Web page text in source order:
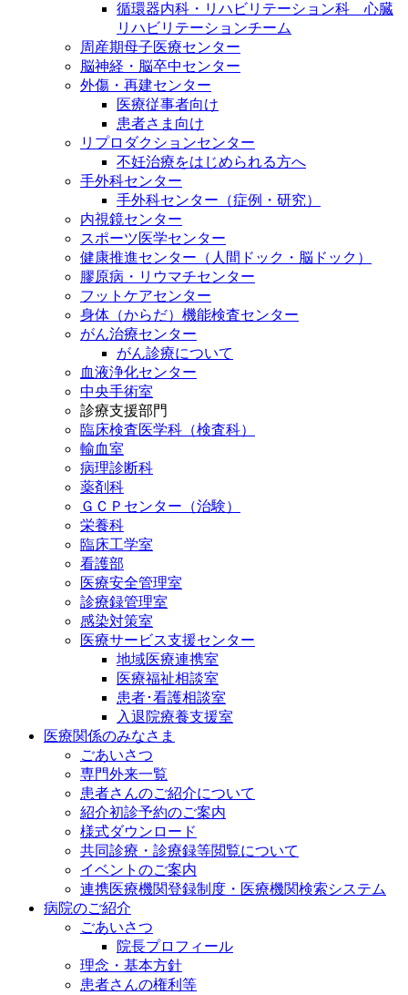
循環器内科・リハビリテーション科 心臓
リハビリテーションチーム
周産期母子医療センター
脳神経・脳卒中センター
外傷・再建センター
医療従事者向け
患者さま向け
リプロダクションセンター
不妊治療をはじめられる方へ
手外科センター
手外科センター（症例・研究）
内視鏡センター
スポーツ医学センター
健康推進センター（人間ドック・脳ドック）
膠原病・リウマチセンター
フットケアセンター
身体（からだ）機能検査センター
がん治療センター
がん診療について
血液浄化センター
中央手術室
診療支援部門
臨床検査医学科（検査科）
輸血室
病理診断科
薬剤科
ＧＣＰセンター（治験）
栄養科
臨床工学室
看護部
医療安全管理室
診療録管理室
感染対策室
医療サービス支援センター
地域医療連携室
医療福祉相談室
患者･看護相談室
入退院療養支援室
医療関係のみなさま
ごあいさつ
専門外来一覧
患者さんのご紹介について
紹介初診予約のご案内
様式ダウンロード
共同診療・診療録等閲覧について
イベントのご案内
連携医療機関登録制度・医療機関検索システム
病院のご紹介
ごあいさつ
院長プロフィール
理念・基本方針
患者さんの権利等